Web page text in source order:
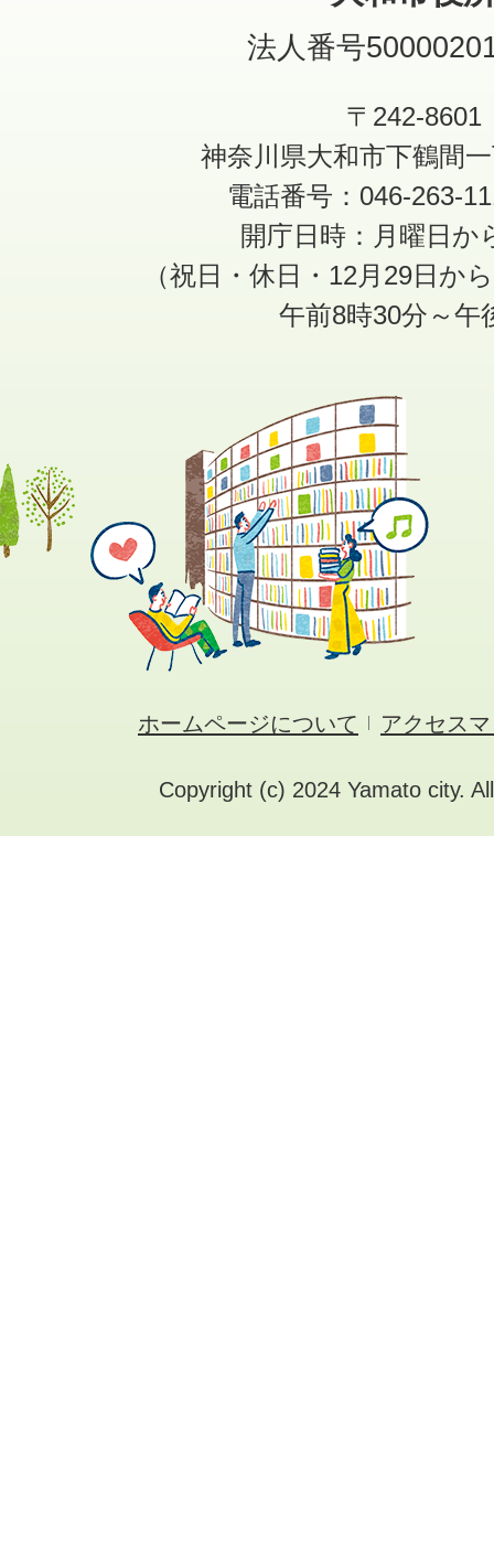
法人番号
〒242-8601
神奈川県大和市下鶴間
電話番号：046-263-
開庁日時：月曜日か
（祝日・休日・12月29日か
午前8時30分～午
ホームページについて アクセス
Copyright (c) 2024 Yamato city.